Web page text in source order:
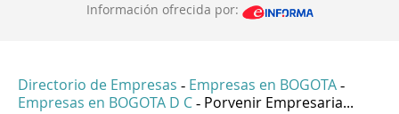
Información ofrecida por:
Directorio de Empresas - Empresas en BOGOTA -
Empresas en BOGOTA D C - Porvenir Empresaria...